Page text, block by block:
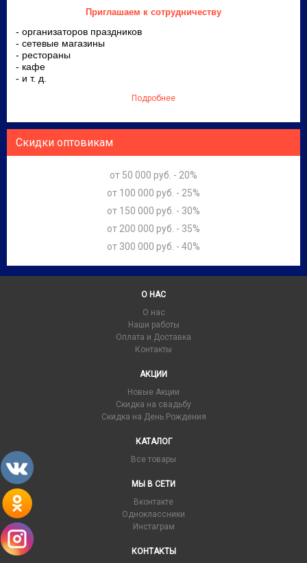
Приглашаем к сотрудничеству
- организаторов праздников
- сетевые магазины
- рестораны
- кафе
- и т. д.
Подробнее
Скидки оптовикам
от 50 000 руб. - 20%
от 100 000 руб. - 25%
от 150 000 руб. - 30%
от 200 000 руб. - 35%
от 300 000 руб. - 40%
О НАС
О нас
Наши работы
Оплата и Доставка
Контакты
АКЦИИ
Новые Акции
Скидка на свадьбу
Скидка на День Рождения
КАТАЛОГ
Все товары
МЫ В СЕТИ
Вконтакте
Одноклассники
Инстаграм
КОНТАКТЫ